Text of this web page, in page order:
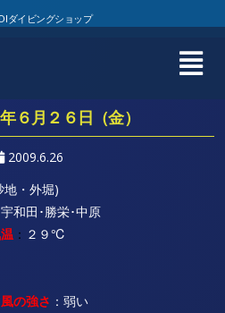
ダイビングショップ
６月２６日（金）
2009.6.26
地・外堀)
和田･勝栄･中原
： ２９℃
風の強さ ：弱い